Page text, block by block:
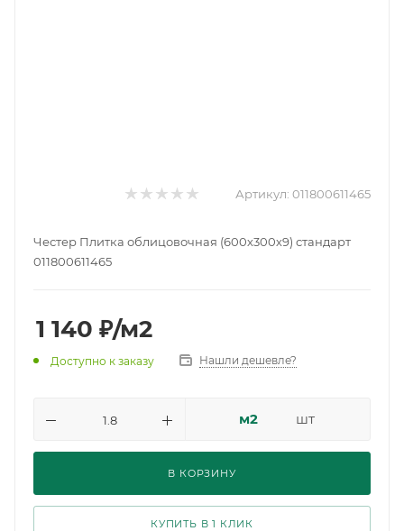
Артикул: 011800611465
Честер Плитка облицовочная (600х300х9) стандарт
011800611465
1 140 ₽/м2
Доступно к заказу Нашли дешевле?
м2 шт
В КОРЗИНУ
КУПИТЬ В 1 КЛИК